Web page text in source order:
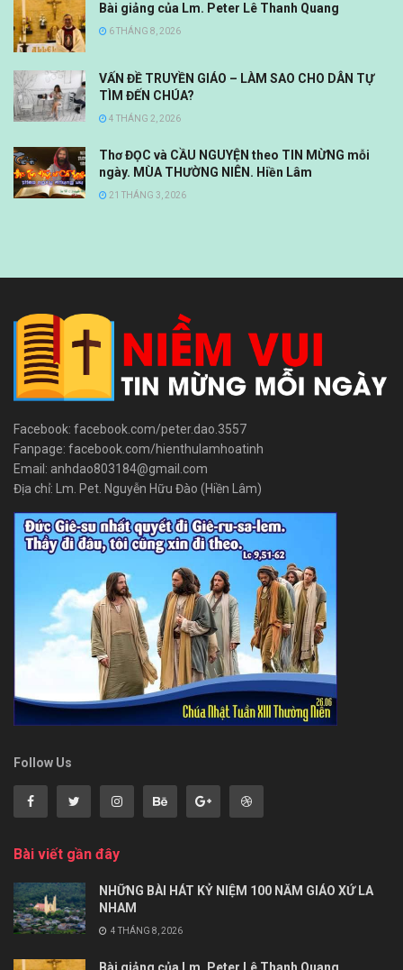
Bài giảng của Lm. Peter Lê Thanh Quang
6 THÁNG 8, 2026
VẤN ĐỀ TRUYỀN GIÁO – LÀM SAO CHO DÂN TỰ
TÌM ĐẾN CHÚA?
4 THÁNG 2, 2026
Thơ ĐỌC và CẦU NGUYỆN theo TIN MỪNG mỗi
ngày. MÙA THƯỜNG NIÊN. Hiền Lâm
21 THÁNG 3, 2026
Facebook: facebook.com/peter.dao.3557
Fanpage: facebook.com/hienthulamhoatinh
Email: anhdao803184@gmail.com
Địa chỉ: Lm. Pet. Nguyễn Hữu Đào (Hiền Lâm)
Follow Us
Bài viết gần đây
NHỮNG BÀI HÁT KỶ NIỆM 100 NĂM GIÁO XỨ LA
NHAM
4 THÁNG 8, 2026
Bài giảng của Lm. Peter Lê Thanh Quang